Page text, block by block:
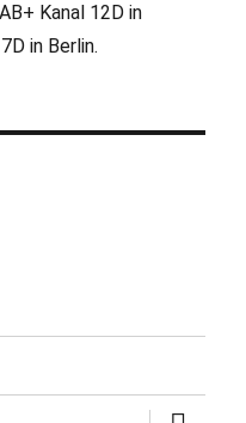
Kanal 12D in
in Berlin.